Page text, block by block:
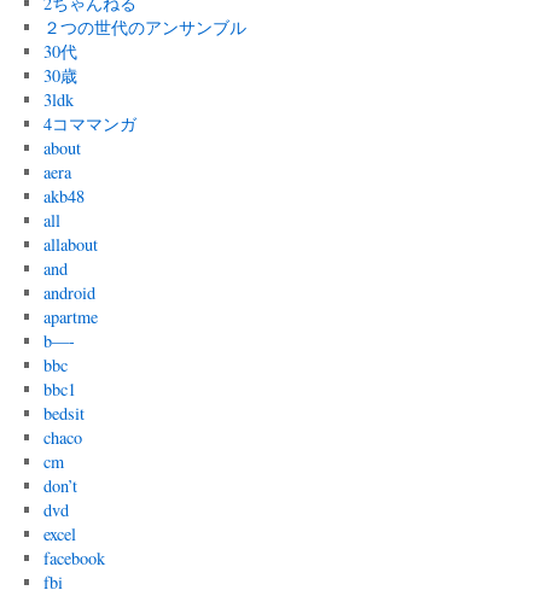
２つの世代のアンサンブル
30代
30歳
3ldk
4コママンガ
about
aera
akb48
all
allabout
and
android
apartme
b—-
bbc
bbc1
bedsit
chaco
cm
don’t
dvd
excel
facebook
fbi